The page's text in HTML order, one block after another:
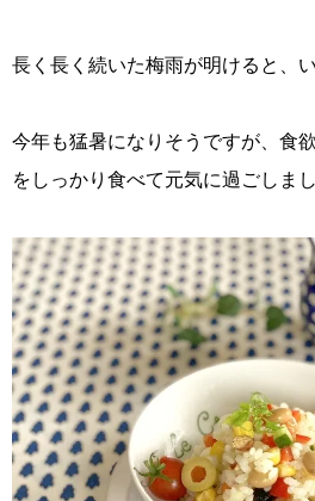
長く長く続いた梅雨が明けると、
今年も猛暑になりそうですが、食
をしっかり食べて元気に過ごしまし